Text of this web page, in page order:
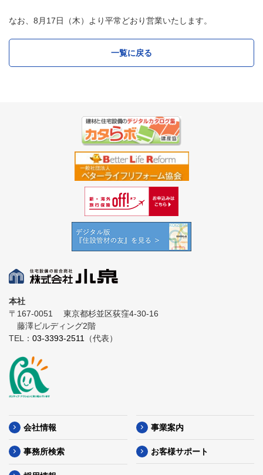
なお、8月17日（木）より平常どおり営業いたします。
一覧に戻る
本社
〒167-0051
東京都杉並区荻窪4-30-16
藤澤ビルディング2階
TEL： 03-3393-2511 （代表）
会社情報 事業案内
事務所検索 お客様サポート